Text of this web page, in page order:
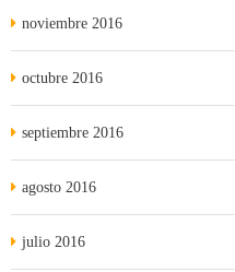
noviembre 2016
octubre 2016
septiembre 2016
agosto 2016
julio 2016